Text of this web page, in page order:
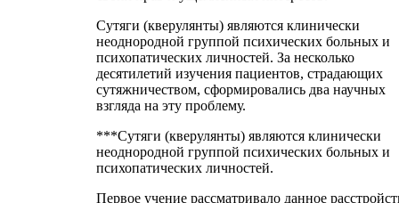
Сутяги (кверулянты) являются клинически
неоднородной группой психических больных и
психопатических личностей. За несколько
десятилетий изучения пациентов, страдающих
сутяжничеством, сформировались два научных
взгляда на эту проблему.
***Сутяги (кверулянты) являются клинически
неоднородной группой психических больных и
психопатических личностей.
Первое учение рассматривало данное